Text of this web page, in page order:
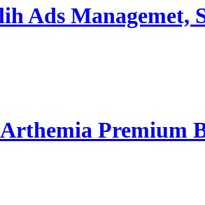
Ads Managemet,
Premium